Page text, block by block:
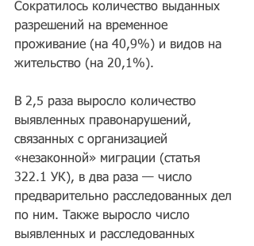
Сократилось количество выданных
разрешений на временное
проживание (на 40,9%) и видов на
жительство (на 20,1%).
В 2,5 раза выросло количество
выявленных правонарушений,
связанных с организацией
«незаконной» миграции (статья
322.1 УК), в два раза — число
предварительно расследованных дел
по ним. Также выросло число
выявленных и расследованных